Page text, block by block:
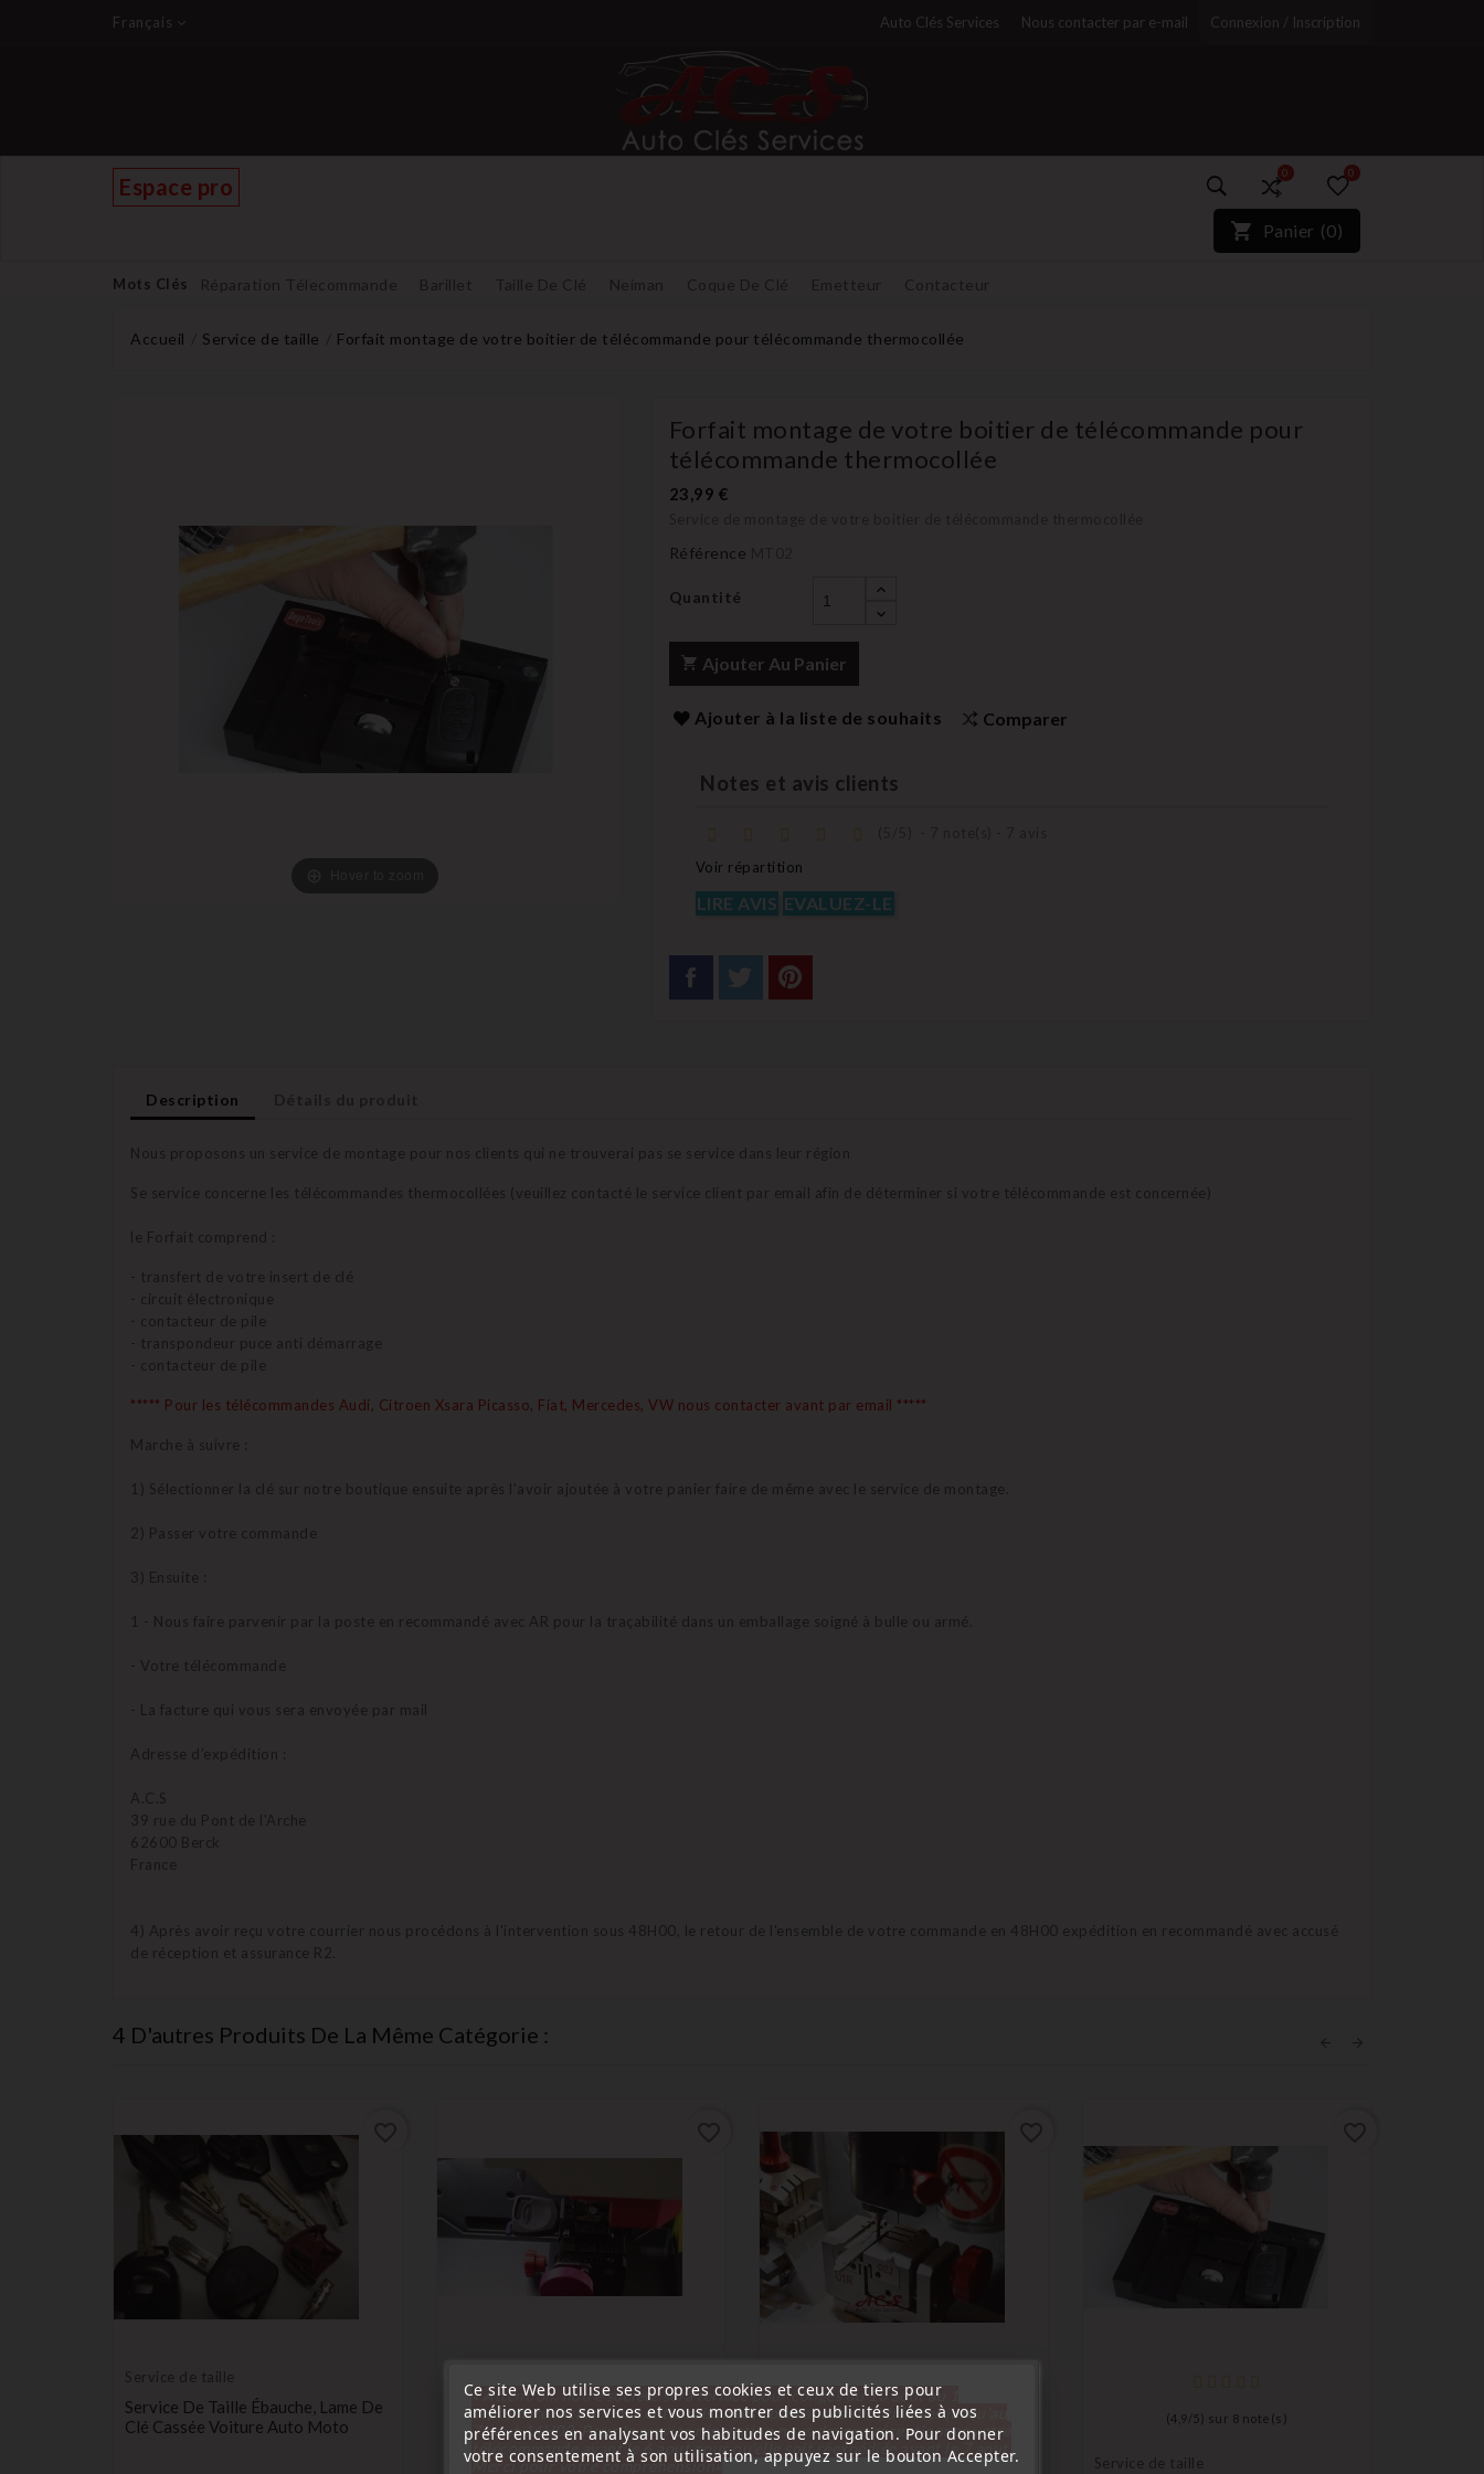
Français Auto Clés Services Nous contacter par e-mail Connexion / Inscription
Espace pro
0
)*}
0
Panier (0)
Mots Clés Réparation Télecommande Barillet Taille De Clé Neiman Coque De Clé Emetteur Contacteur
Accueil Service de taille Forfait montage de votre boitier de télécommande pour télécommande thermocollée
Forfait montage de votre boitier de télécommande pour
télécommande thermocollée
23,99 €
Référence
Quantité
Ajouter Au Panier
Ajouter à la liste de souhaits Comparer
Notes et avis clients
Voir répartition
LIRE AVIS EVALUEZ-LE
Description
Nous proposons un service de montage pour nos clients qui ne trouverai pas se service dans leur région
Se service concerne les télécommandes thermocollées (veuillez contacté le service client par email afin de déterminer si votre télécommande est concernée)
le Forfait comprend :
- transfert de votre insert de clé
- circuit électronique
- contacteur de pile
- transpondeur puce anti démarrage
- contacteur de pile
***** Pour les télécommandes Audi, Citroen Xsara Picasso, Fiat, Mercedes, VW nous contacter avant par email *****
Marche à suivre :
1) Sélectionner la clé sur notre boutique ensuite après l'avoir ajoutée à votre panier faire de même avec le service de montage.
2) Passer votre commande
3) Ensuite :
1 - Nous faire parvenir par la poste en recommandé avec AR pour la traçabilité dans un emballage soigné à bulle ou armé.
- Votre télécommande
- La facture qui vous sera envoyée par mail
Adresse d’expédition :
A.C.S
39 rue du Pont de l'Arche
62600 Berck
France
4) Après avoir reçu votre courrier nous procédons à l'intervention sous 48H00, le retour de l'ensemble de votre commande en 48H00 expédition en recommandé avec accusé
de réception et assurance R2.
4 D'autres Produits De La Même Catégorie :
Service de taille
Service De Taille Ébauche, Lame De
Clé Cassée Voiture Auto Moto
(4,8 5) sur4note(s)
Ford
( 4,6/ 5) sur53note(s)
Service de taille
(4,9 / 5) sur 8 note(s)
Service de taille
Ce site Web utilise ses propres cookies et ceux de tiers pour
améliorer nos services et vous montrer des publicités liées à vos
préférences en analysant vos habitudes de navigation. Pour donner
votre consentement à son utilisation, appuyez sur le bouton Accepter.
« Attention, notre société sera fermée pour congés du 10 aout au 1
septembre inclus. Pour cette raison les commandes sont traitées jusqu'au
7 aout 14H00. Pour le service réparation nous devons réceptionner votre
télécommande avant le 6 aout pour qu'elle soit réexpédiée avant le 7 aout.
Merci pour votre compréhension»